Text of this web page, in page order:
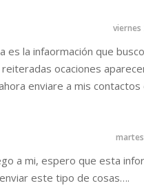
viernes
es la infaormación que
ocaciones
enviare a mis contactos
a mi, espero que esta
este tipo de cosas….